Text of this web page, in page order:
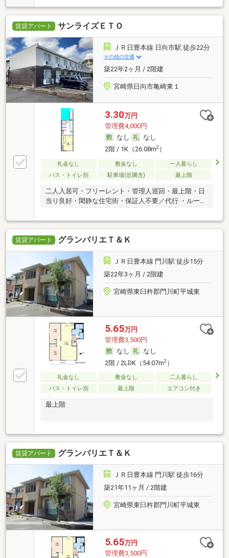
賃貸アパート サンライズＥＴＯ
ＪＲ日豊本線 日向市駅 徒歩22分
その他の交通
築22年2ヶ月 / 2階建
宮崎県日向市亀崎東１
3.30万円
管理費4,000円
なし
なし
2階 / 1K（26.08m2）
礼金なし 敷金なし
一人暮らし
バス・トイレ別
駐車場(近隣含) 最上階
二人入居可・フリーレント・管理人巡回・最上階・日
当り良好・閑静な住宅街・保証人不要／代行 ・ルーム
シェア可・高齢者相談・初期費用カード決済可
賃貸アパート グランバリエＴ＆Ｋ
ＪＲ日豊本線 門川駅 徒歩15分
築22年3ヶ月 / 2階建
宮崎県東臼杵郡門川町平城東
5.65万円
管理費3,500円
なし
なし
2階 / 2LDK（54.07m2）
礼金なし 敷金なし
二人暮らし
バス・トイレ別
最上階 エアコン付き
最上階
賃貸アパート グランバリエＴ＆Ｋ
ＪＲ日豊本線 門川駅 徒歩16分
築21年11ヶ月 / 2階建
宮崎県東臼杵郡門川町平城東
5.65万円
管理費3,500円